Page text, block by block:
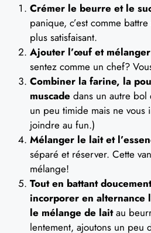
Crémer le beurre et le
panique, c’est comme
plus satisfaisant.
Ajouter l’œuf et
sentez comme un chef?
Combiner la farine, la
muscade dans un autre bol
un peu timide mais ne vous
joindre au fun.)
Mélanger le lait et
séparé et réserver. Cette
mélange!
Tout en battant
incorporer en alternance
le mélange de laitau
lentement, ajoutons un peu